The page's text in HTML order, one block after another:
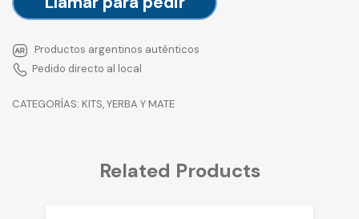
Productos argentinos auténticos
Pedido directo al local
CATEGORÍAS: KITS,YERBA Y MATE
Related Products